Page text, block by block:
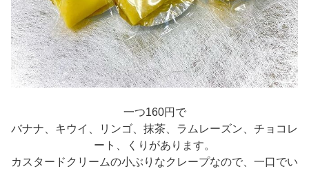
一つ160円で
バナナ、キウイ、リンゴ、抹茶、ラムレーズン、チョコレ
ート、くりがあります。
カスタードクリームの小ぶりなクレープなので、一口でい